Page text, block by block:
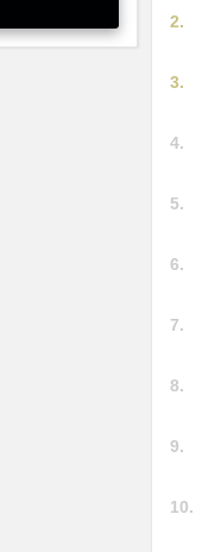
2.
3.
4.
5.
6.
7.
8.
9.
10.